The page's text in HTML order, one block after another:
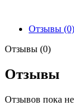
Отзывы (0)
Отзывы (0)
Отзывы
Отзывов пока